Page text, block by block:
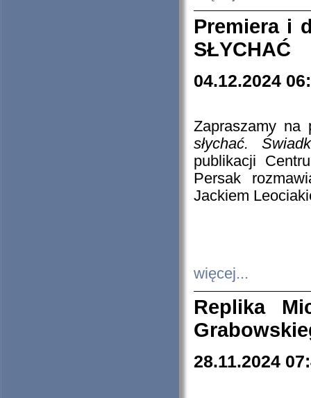
Premiera i
SŁYCHAĆ
04.12.2024
Zapraszamy
słychać.
publikacji
Persak
Jackiem
więcej...
Replika
28.11.2024